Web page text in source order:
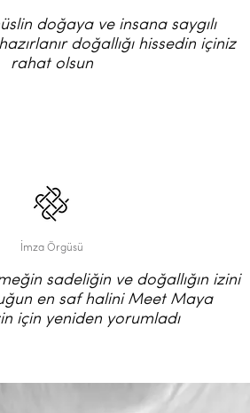
doğaya ve insana saygılı
doğallığı hissedin içiniz
rahat olsun
İmza Örgüsü
sadeliğin ve doğallığın izini
en saf halini Meet Maya
için yeniden yorumladı